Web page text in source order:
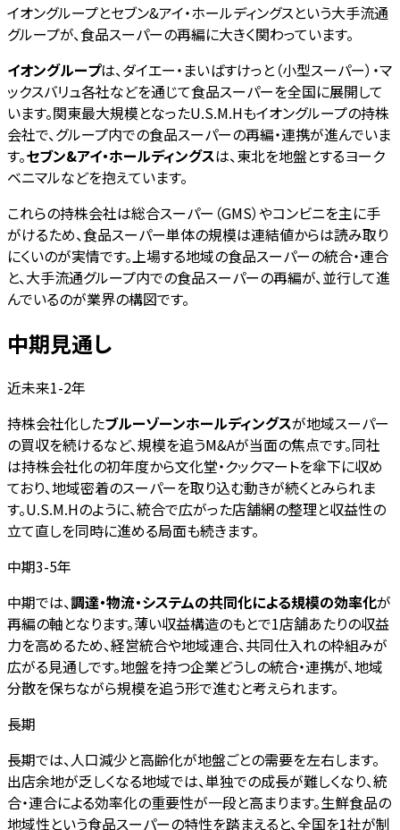
イオングループとセブン&アイ・ホールディングスという大手流通
グループが、食品スーパーの再編に大きく関わっています。
イオングループは、ダイエー・まいばすけっと（小型スーパー）・マ
ックスバリュ各社などを通じて食品スーパーを全国に展開して
います。関東最大規模となったU.S.M.Hもイオングループの持株
会社で、グループ内での食品スーパーの再編・連携が進んでいま
す。セブン&アイ・ホールディングスは、東北を地盤とするヨーク
ベニマルなどを抱えています。
これらの持株会社は総合スーパー（GMS）やコンビニを主に手
がけるため、食品スーパー単体の規模は連結値からは読み取り
にくいのが実情です。上場する地域の食品スーパーの統合・連合
と、大手流通グループ内での食品スーパーの再編が、並行して進
んでいるのが業界の構図です。
中期見通し
近未来1-2年
持株会社化したブルーゾーンホールディングスが地域スーパー
の買収を続けるなど、規模を追うM&Aが当面の焦点です。同社
は持株会社化の初年度から文化堂・クックマートを傘下に収め
ており、地域密着のスーパーを取り込む動きが続くとみられま
す。U.S.M.Hのように、統合で広がった店舗網の整理と収益性の
立て直しを同時に進める局面も続きます。
中期3-5年
中期では、調達・物流・システムの共同化による規模の効率化が
再編の軸となります。薄い収益構造のもとで1店舗あたりの収益
力を高めるため、経営統合や地域連合、共同仕入れの枠組みが
広がる見通しです。地盤を持つ企業どうしの統合・連携が、地域
分散を保ちながら規模を追う形で進むと考えられます。
長期
長期では、人口減少と高齢化が地盤ごとの需要を左右します。
出店余地が乏しくなる地域では、単独での成長が難しくなり、統
合・連合による効率化の重要性が一段と高まります。生鮮食品の
地域性という食品スーパーの特性を踏まえると、全国を1社が制